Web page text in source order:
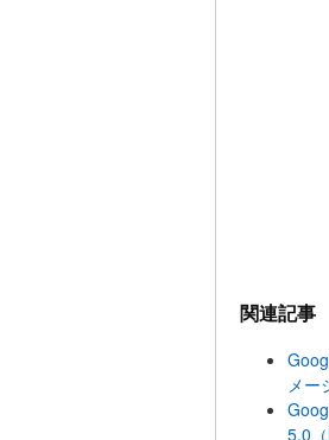
関連記事
メー
5.0